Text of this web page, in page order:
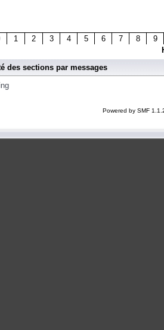
1 2 3 4 5 6 7 8
9
des sections par messages
Powered by SMF